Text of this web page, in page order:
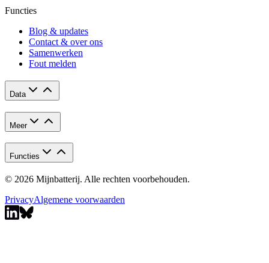
Functies
Blog & updates
Contact & over ons
Samenwerken
Fout melden
Data
Meer
Functies
© 2026 Mijnbatterij. Alle rechten voorbehouden.
PrivacyAlgemene voorwaarden